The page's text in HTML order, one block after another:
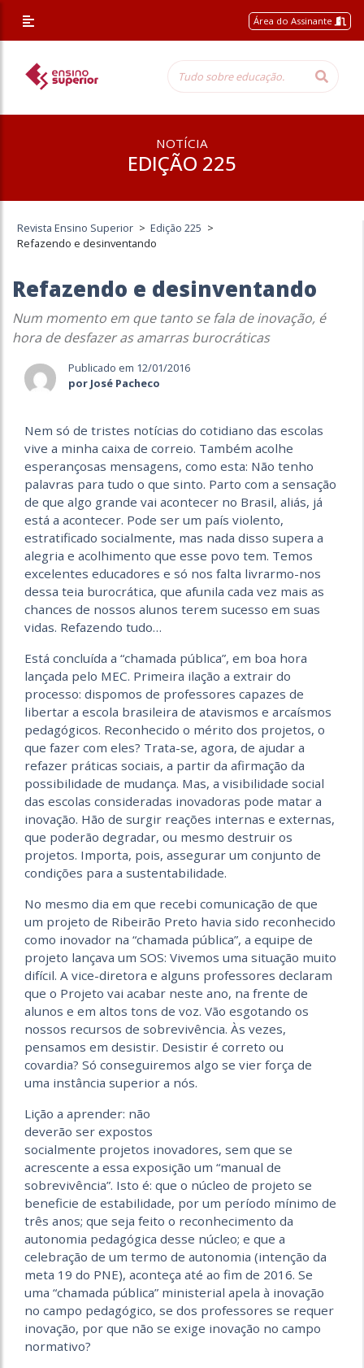
Área do Assinante
NOTÍCIA
EDIÇÃO 225
Revista Ensino Superior > Edição 225 >
Refazendo e desinventando
Refazendo e desinventando
Num momento em que tanto se fala de inovação, é
hora de desfazer as amarras burocráticas
Publicado em 12/01/2016
por José Pacheco
Nem só de tristes notícias do cotidiano das escolas
vive a minha caixa de correio. Também acolhe
esperançosas mensagens, como esta: Não tenho
palavras para tudo o que sinto. Parto com a sensação
de que algo grande vai acontecer no Brasil, aliás, já
está a acontecer. Pode ser um país violento,
estratificado socialmente, mas nada disso supera a
alegria e acolhimento que esse povo tem. Temos
excelentes educadores e só nos falta livrarmo-nos
dessa teia burocrática, que afunila cada vez mais as
chances de nossos alunos terem sucesso em suas
vidas. Refazendo tudo…
Está concluída a “chamada pública”, em boa hora
lançada pelo MEC. Primeira ilação a extrair do
processo: dispomos de professores capazes de
libertar a escola brasileira de atavismos e arcaísmos
pedagógicos. Reconhecido o mérito dos projetos, o
que fazer com eles? Trata-se, agora, de ajudar a
refazer práticas sociais, a partir da afirmação da
possibilidade de mudança. Mas, a visibilidade social
das escolas consideradas inovadoras pode matar a
inovação. Hão de surgir reações internas e externas,
que poderão degradar, ou mesmo destruir os
projetos. Importa, pois, assegurar um conjunto de
condições para a sustentabilidade.
No mesmo dia em que recebi comunicação de que
um projeto de Ribeirão Preto havia sido reconhecido
como inovador na “chamada pública”, a equipe de
projeto lançava um SOS: Vivemos uma situação muito
difícil. A vice-diretora e alguns professores declaram
que o Projeto vai acabar neste ano, na frente de
alunos e em altos tons de voz. Vão esgotando os
nossos recursos de sobrevivência. Às vezes,
pensamos em desistir. Desistir é correto ou
covardia? Só conseguiremos algo se vier força de
uma instância superior a nós.
Lição a aprender: não
deverão ser expostos
socialmente projetos inovadores, sem que se
acrescente a essa exposição um “manual de
sobrevivência”. Isto é: que o núcleo de projeto se
beneficie de estabilidade, por um período mínimo de
três anos; que seja feito o reconhecimento da
autonomia pedagógica desse núcleo; e que a
celebração de um termo de autonomia (intenção da
meta 19 do PNE), aconteça até ao fim de 2016. Se
uma “chamada pública” ministerial apela à inovação
no campo pedagógico, se dos professores se requer
inovação, por que não se exige inovação no campo
normativo?